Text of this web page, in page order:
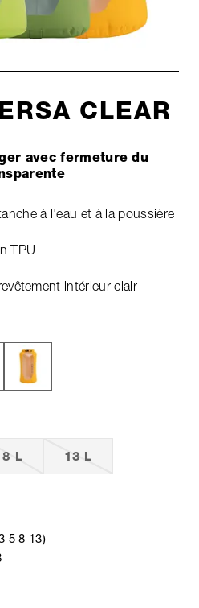
CLEAR
avec fermeture du
à l'eau et à la poussière
TPU
intérieur clair
8 L 13 L
5 8 13)